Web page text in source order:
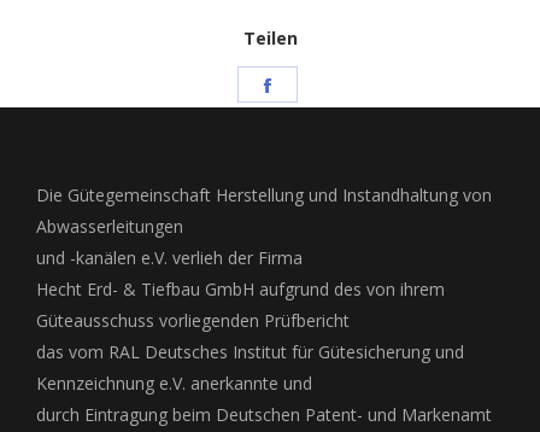
Teilen
Die Gütegemeinschaft Herstellung und Instandhaltung von
Abwasserleitungen
und -kanälen e.V. verlieh der Firma
Hecht Erd- & Tiefbau GmbH aufgrund des von ihrem
Güteausschuss vorliegenden Prüfbericht
das vom RAL Deutsches Institut für Gütesicherung und
Kennzeichnung e.V. anerkannte und
durch Eintragung beim Deutschen Patent- und Markenamt